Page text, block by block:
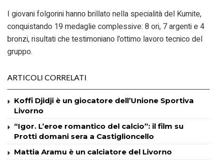
I giovani folgorini hanno brillato nella specialità del Kumite,
conquistando 19 medaglie complessive: 8 ori, 7 argenti e 4
bronzi, risultati che testimoniano l’ottimo lavoro tecnico del
gruppo.
ARTICOLI CORRELATI
Koffi Djidji è un giocatore dell’Unione Sportiva
Livorno
“Igor. L’eroe romantico del calcio”: il film su
Protti domani sera a Castiglioncello
Mattia Aramu è un calciatore del Livorno